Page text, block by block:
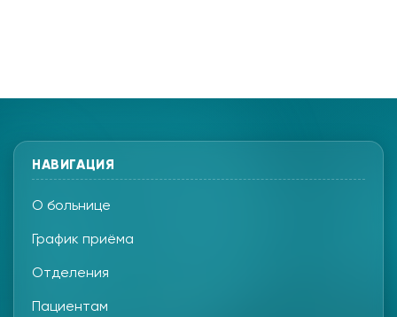
НАВИГАЦИЯ
О больнице
График приёма
Отделения
Пациентам